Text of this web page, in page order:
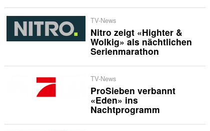
TV-News
Nitro zeigt «Highter &
Wolkig» als nächtlichen
Serienmarathon
TV-News
ProSieben verbannt
«Eden» ins
Nachtprogramm